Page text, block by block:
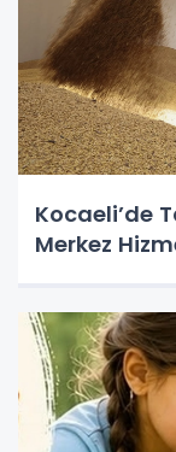
Kocaeli’de
Merkez